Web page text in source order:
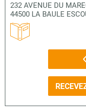
232 AVENUE DU
44500 LA BAULE